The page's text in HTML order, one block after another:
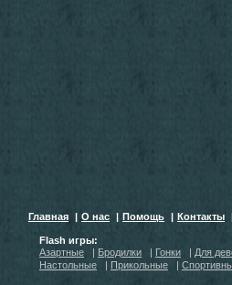
Главная | О нас | Помощь | Контакты
Flash игры:
Азартные
| Бродилки | Гонки | Для
Настольные
| Прикольные |